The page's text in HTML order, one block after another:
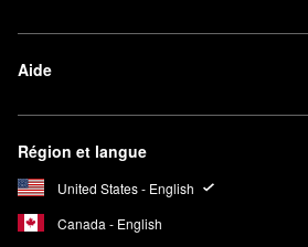
Aide
Région et langue
United States - English
Canada - English